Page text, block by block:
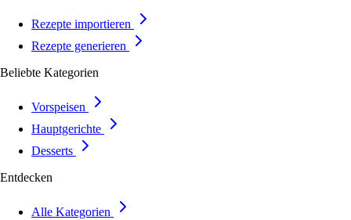
Rezepte importieren
Rezepte generieren
Beliebte Kategorien
Vorspeisen
Hauptgerichte
Desserts
Entdecken
Alle Kategorien